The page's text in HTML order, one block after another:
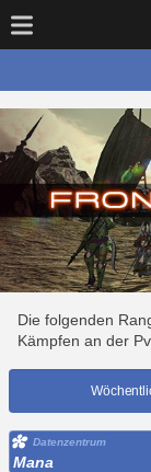
Die folgenden
Kämpfen an der
Datenzentrum
Mana